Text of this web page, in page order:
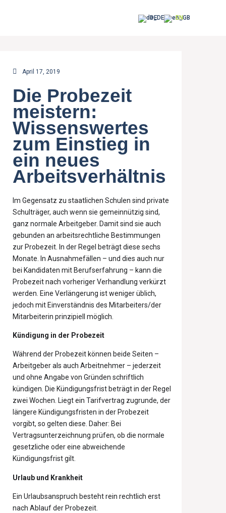
DE EN
April 17, 2019
Die Probezeit
meistern:
Wissenswertes
zum Einstieg in
ein neues
Arbeitsverhältnis
Im Gegensatz zu staatlichen Schulen sind private
Schulträger, auch wenn sie gemeinnützig sind,
ganz normale Arbeitgeber. Damit sind sie auch
gebunden an arbeitsrechtliche Bestimmungen
zur Probezeit. In der Regel beträgt diese sechs
Monate. In Ausnahmefällen – und dies auch nur
bei Kandidaten mit Berufserfahrung – kann die
Probezeit nach vorheriger Verhandlung verkürzt
werden. Eine Verlängerung ist weniger üblich,
jedoch mit Einverständnis des Mitarbeiters/der
Mitarbeiterin prinzipiell möglich.
Kündigung in der Probezeit
Während der Probezeit können beide Seiten –
Arbeitgeber als auch Arbeitnehmer – jederzeit
und ohne Angabe von Gründen schriftlich
kündigen. Die Kündigungsfrist beträgt in der Regel
zwei Wochen. Liegt ein Tarifvertrag zugrunde, der
längere Kündigungsfristen in der Probezeit
vorgibt, so gelten diese. Daher: Bei
Vertragsunterzeichnung prüfen, ob die normale
gesetzliche oder eine abweichende
Kündigungsfrist gilt.
Urlaub und Krankheit
Ein Urlaubsanspruch besteht rein rechtlich erst
nach Ablauf der Probezeit.